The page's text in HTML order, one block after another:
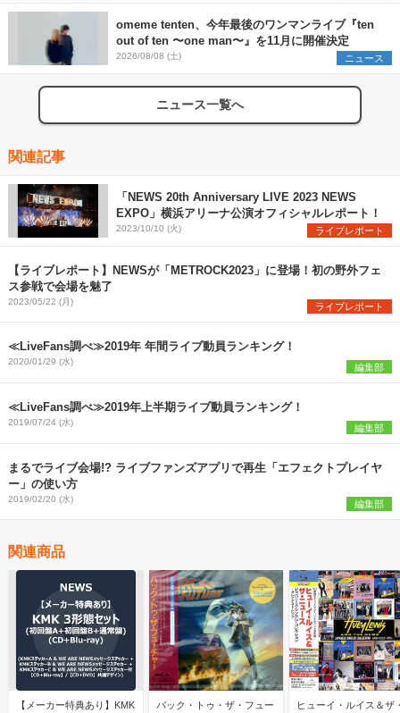
omeme tenten、今年最後のワンマンライブ『ten
out of ten 〜one man〜』を11月に開催決定
2026/08/08 (土) ニュース
ニュース一覧へ
関連記事
「NEWS 20th Anniversary LIVE 2023 NEWS
EXPO」横浜アリーナ公演オフィシャルレポート！
2023/10/10 (火) ライブレポート
【ライブレポート】NEWSが「METROCK2023」に登場！初の野外フェ
ス参戦で会場を魅了
2023/05/22 (月) ライブレポート
≪LiveFans調べ≫2019年 年間ライブ動員ランキング！
2020/01/29 (水) 編集部
≪LiveFans調べ≫2019年上半期ライブ動員ランキング！
2019/07/24 (水) 編集部
まるでライブ会場!? ライブファンズアプリで再生「エフェクトプレイヤ
ー」の使い方
2019/02/20 (水) 編集部
関連商品
【メーカー特典あり】KMK
バック・トゥ・ザ・フュー
ヒューイ・ルイス＆ザ